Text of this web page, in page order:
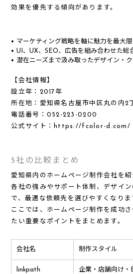
効果を優先する傾向があります。
マーケティング戦略を軸に魅力を最大
UI、UX、SEO、広告を組み合わせた総
潜在ニーズまで汲み取ったデザイン・
【会社情報】
設立年： 2017年
所在地：
愛知県名古屋市中区丸の内
電話番号： 052-223-0200
公式サイト：
https://fcolor-d.com/
5社の比較まとめ
愛知県内のホームページ制作会社を紹
各社の強みやサポート体制、デザイ
で、最適な依頼先を選びやすくなりま
ここでは、ホームページ制作を成功
たい重要なポイントをまとめます。
会社名 制作スタイル
linkpath 企業・店舗向け・